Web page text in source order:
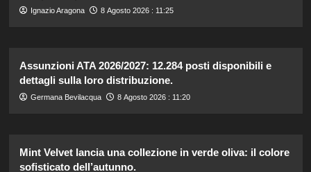
Ignazio Aragona 8 Agosto 2026 : 11:25
Assunzioni ATA 2026/2027: 12.284 posti disponibili e
dettagli sulla loro distribuzione.
Germana Bevilacqua 8 Agosto 2026 : 11:20
Mint Velvet lancia una collezione in verde oliva: il colore
sofisticato dell’autunno.